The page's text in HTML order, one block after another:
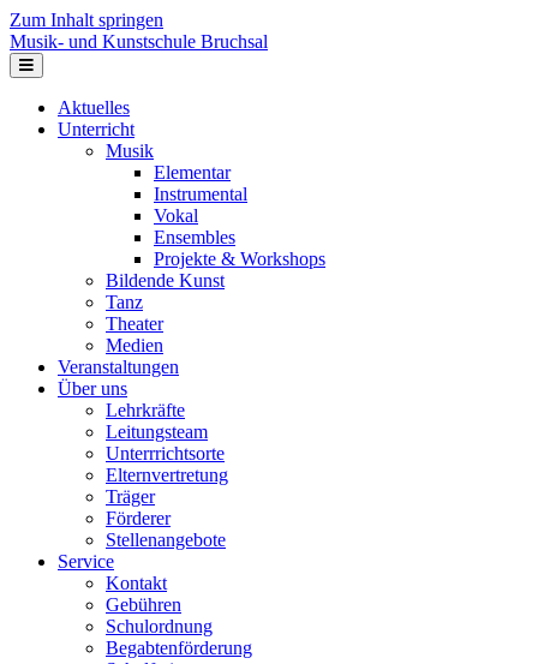
Zum Inhalt springen
Musik- und Kunstschule Bruchsal
Navigation
Aktuelles
Unterricht
Musik
Elementar
Instrumental
Vokal
Ensembles
Projekte & Workshops
Bildende Kunst
Tanz
Theater
Medien
Veranstaltungen
Über uns
Lehrkräfte
Leitungsteam
Unterrrichtsorte
Elternvertretung
Träger
Förderer
Stellenangebote
Service
Kontakt
Gebühren
Schulordnung
Begabtenförderung